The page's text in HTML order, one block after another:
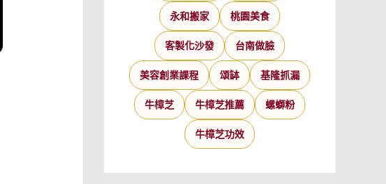
永和搬家 桃園美食
客製化沙發 台南做臉
美容創業課程 頌缽 基隆抓漏
牛樟芝 牛樟芝推薦 螺螄粉
牛樟芝功效